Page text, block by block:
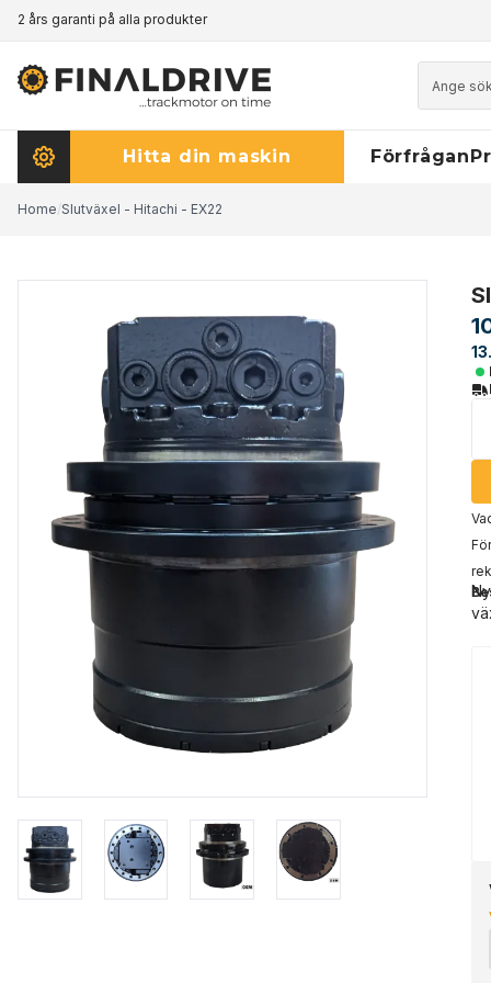
2 års garanti på alla produkterPrismatch - klicka här för att läsa mer
Hitta din maskin Förfrågan
Home/Slutväxel - Hitachi - EX22